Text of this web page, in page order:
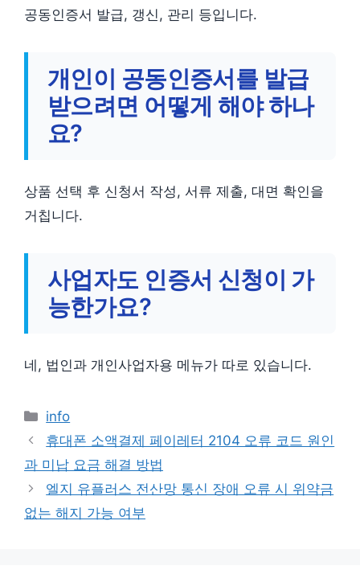
공동인증서 발급, 갱신, 관리 등입니다.
개인이 공동인증서를 발급
받으려면 어떻게 해야 하나
요?
상품 선택 후 신청서 작성, 서류 제출, 대면 확인을
거칩니다.
사업자도 인증서 신청이 가
능한가요?
네, 법인과 개인사업자용 메뉴가 따로 있습니다.
카
테
고
리
info
휴대폰 소액결제 페이레터 2104 오류 코드 원인
과 미납 요금 해결 방법
엘지 유플러스 전산망 통신 장애 오류 시 위약금
없는 해지 가능 여부